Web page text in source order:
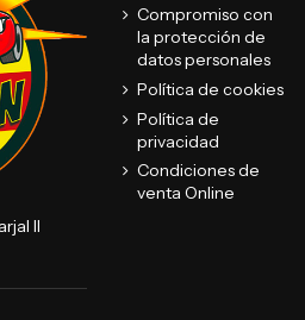
II
Compromiso con
la protección de
datos personales
Política de cookies
Política de
privacidad
Condiciones de
venta Online